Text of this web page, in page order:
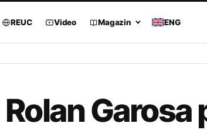
REUC Video Magazin ENG
Garosa